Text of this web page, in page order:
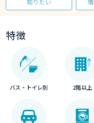
知りたい
特徴
バス・トイレ別 2階以上